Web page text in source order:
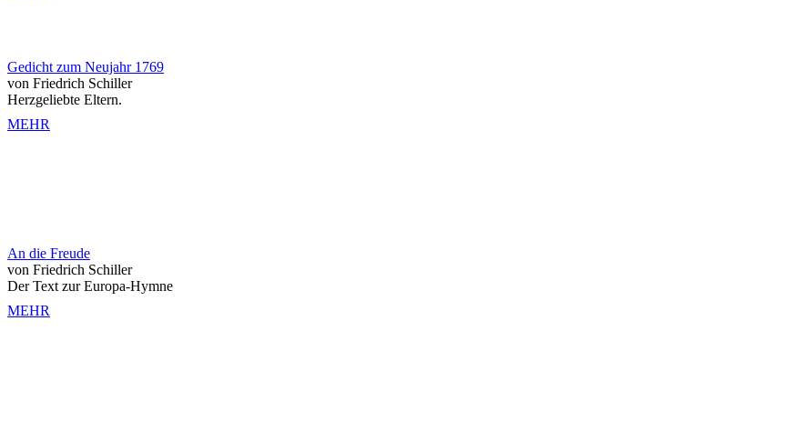
Gedicht zum Neujahr 1769
von Friedrich Schiller
Herzgeliebte Eltern.
MEHR
An die Freude
von Friedrich Schiller
Der Text zur Europa-Hymne
MEHR